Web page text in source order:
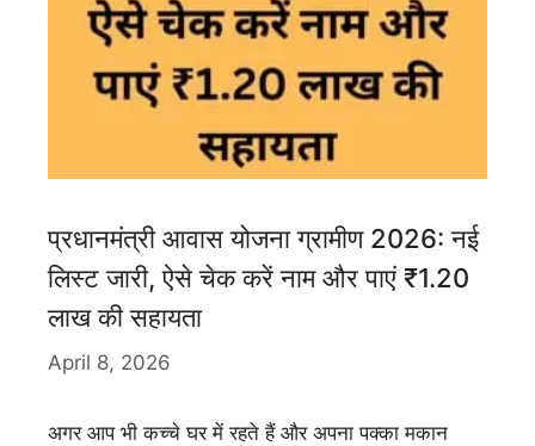
प्रधानमंत्री आवास योजना ग्रामीण 2026: नई
लिस्ट जारी, ऐसे चेक करें नाम और पाएं ₹1.20
लाख की सहायता
April 8, 2026
अगर आप भी कच्चे घर में रहते हैं और अपना पक्का मकान